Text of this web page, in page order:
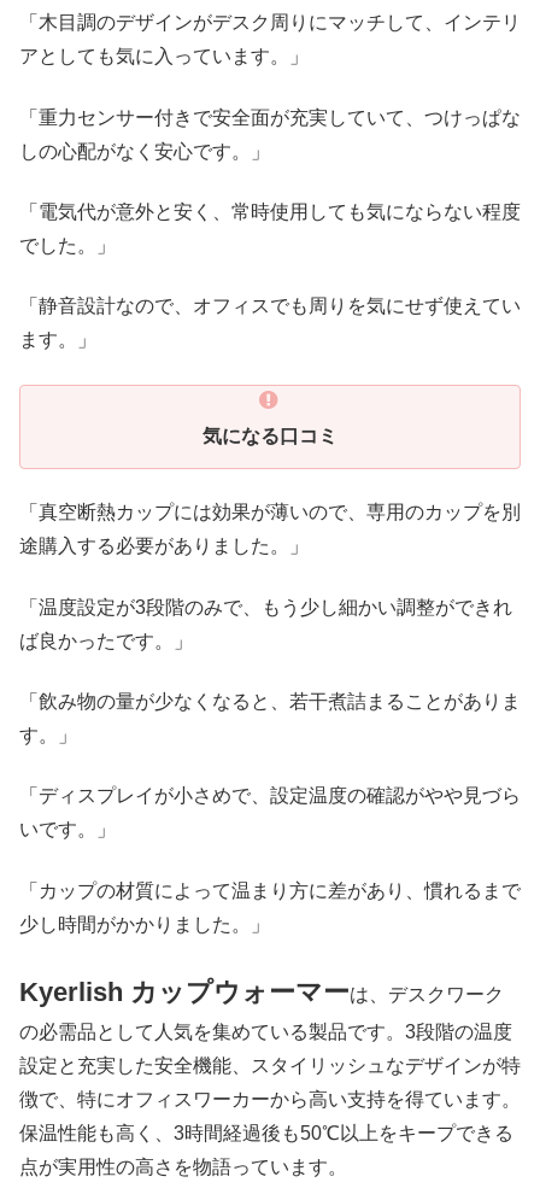
「木目調のデザインがデスク周りにマッチして、インテリ
アとしても気に入っています。」
「重力センサー付きで安全面が充実していて、つけっぱな
しの心配がなく安心です。」
「電気代が意外と安く、常時使用しても気にならない程度
でした。」
「静音設計なので、オフィスでも周りを気にせず使えてい
ます。」
気になる口コミ
「真空断熱カップには効果が薄いので、専用のカップを別
途購入する必要がありました。」
「温度設定が3段階のみで、もう少し細かい調整ができれ
ば良かったです。」
「飲み物の量が少なくなると、若干煮詰まることがありま
す。」
「ディスプレイが小さめで、設定温度の確認がやや見づら
いです。」
「カップの材質によって温まり方に差があり、慣れるまで
少し時間がかかりました。」
Kyerlish カップウォーマーは、デスクワーク
の必需品として人気を集めている製品です。3段階の温度
設定と充実した安全機能、スタイリッシュなデザインが特
徴で、特にオフィスワーカーから高い支持を得ています。
保温性能も高く、3時間経過後も50℃以上をキープできる
点が実用性の高さを物語っています。